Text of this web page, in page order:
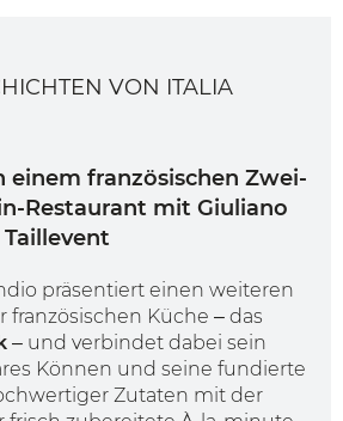
VON ITALIA
einem französischen Zwei-
Restaurant mit Giuliano
präsentiert einen weiteren
französischen Küche – das
– und verbindet dabei sein
Können und seine fundierte
Zutaten mit der